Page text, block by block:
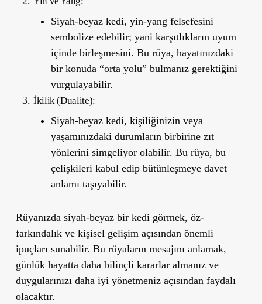
Siyah-beyaz kedi, yin-yang felsefesini
sembolize edebilir; yani karşıtlıkların uyum
içinde birleşmesini. Bu rüya, hayatınızdaki
bir konuda “orta yolu” bulmanız gerektiğini
vurgulayabilir.
İkilik (Dualite):
Siyah-beyaz kedi, kişiliğinizin veya
yaşamınızdaki durumların birbirine zıt
yönlerini simgeliyor olabilir. Bu rüya, bu
çelişkileri kabul edip bütünleşmeye davet
anlamı taşıyabilir.
Rüyanızda siyah-beyaz bir kedi görmek, öz-
farkındalıkve kişisel gelişim açısından önemli
ipuçları sunabilir. Bu rüyaların mesajını anlamak,
günlük hayatta daha bilinçli kararlar almanız ve
duygularınızı daha iyi yönetmeniz açısından faydalı
olacaktır.